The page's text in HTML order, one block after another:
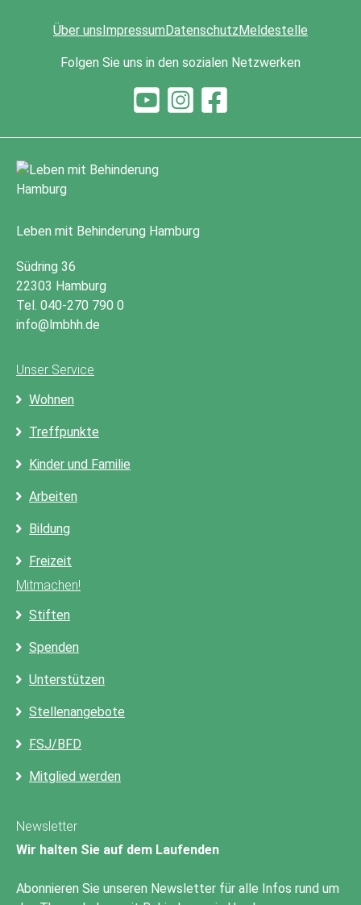
Über uns Impressum Datenschutz Meldestelle
Folgen Sie uns in den sozialen Netzwerken
Leben mit Behinderung Hamburg
Südring 36
22303 Hamburg
Tel. 040-270 790 0
info@lmbhh.de
Unser Service
Wohnen
Treffpunkte
Kinder und Familie
Arbeiten
Bildung
Freizeit
Mitmachen!
Stiften
Spenden
Unterstützen
Stellenangebote
FSJ/BFD
Mitglied werden
Newsletter
Wir halten Sie auf dem Laufenden
Abonnieren Sie unseren Newsletter für alle Infos rund um